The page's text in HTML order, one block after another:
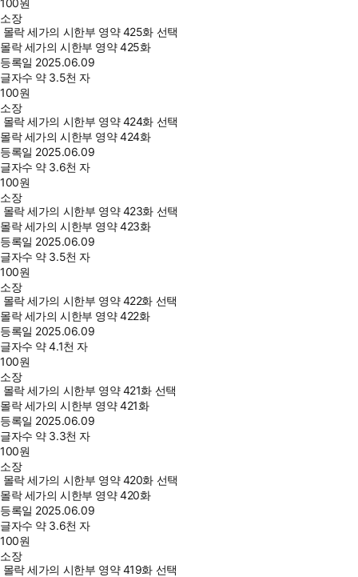
100원
소장
몰락 세가의 시한부 영약 425화 선택
몰락 세가의 시한부 영약 425화
등록일 2025.06.09
글자수 약 3.5천 자
100원
소장
몰락 세가의 시한부 영약 424화 선택
몰락 세가의 시한부 영약 424화
등록일 2025.06.09
글자수 약 3.6천 자
100원
소장
몰락 세가의 시한부 영약 423화 선택
몰락 세가의 시한부 영약 423화
등록일 2025.06.09
글자수 약 3.5천 자
100원
소장
몰락 세가의 시한부 영약 422화 선택
몰락 세가의 시한부 영약 422화
등록일 2025.06.09
글자수 약 4.1천 자
100원
소장
몰락 세가의 시한부 영약 421화 선택
몰락 세가의 시한부 영약 421화
등록일 2025.06.09
글자수 약 3.3천 자
100원
소장
몰락 세가의 시한부 영약 420화 선택
몰락 세가의 시한부 영약 420화
등록일 2025.06.09
글자수 약 3.6천 자
100원
소장
몰락 세가의 시한부 영약 419화 선택